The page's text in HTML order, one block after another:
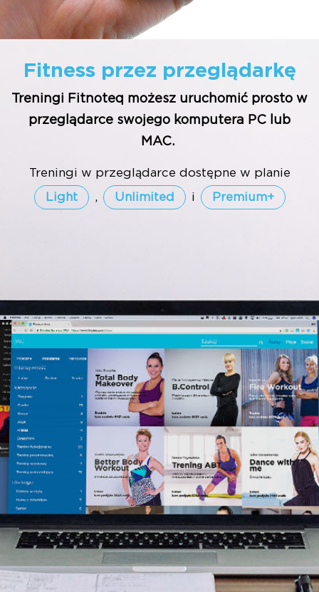
Fitness przez przeglądarkę
Treningi Fitnoteq możesz uruchomić prosto w
przeglądarce swojego komputera PC lub
MAC.
Treningi w przeglądarce dostępne w planie
Light
, Unlimited i Premium+